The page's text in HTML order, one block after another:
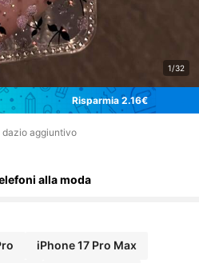
1/32
Risparmia 2.16€
dazio aggiuntivo
alla moda
iPhone 17 Pro Max